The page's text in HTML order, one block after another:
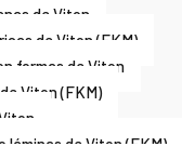
de Viton
de Viton (FKM)
formas de Viton
Viton (FKM)
láminas de Viton (FKM)